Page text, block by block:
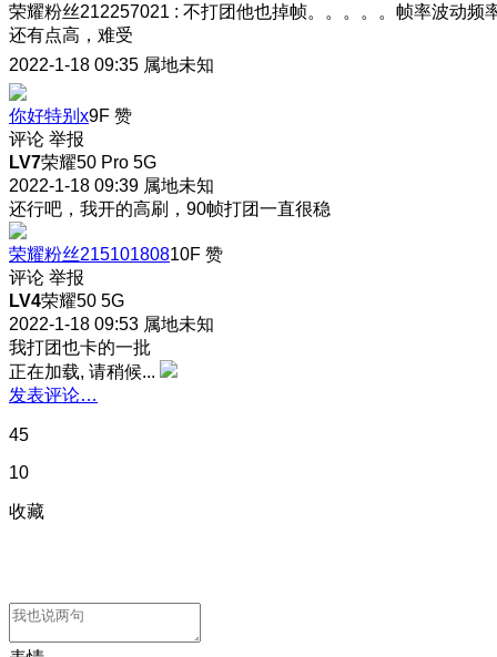
荣耀粉丝212257021 : 不打团他也掉帧。。。。。帧率波动频
还有点高，难受
2022-1-18 09:35 属地未知
你好特别x9F 赞
评论 举报
LV7荣耀50 Pro 5G
2022-1-18 09:39 属地未知
还行吧，我开的高刷，90帧打团一直很稳
荣耀粉丝21510180810F 赞
评论 举报
LV4荣耀50 5G
2022-1-18 09:53 属地未知
我打团也卡的一批
正在加载, 请稍候...
发表评论…
45
10
收藏